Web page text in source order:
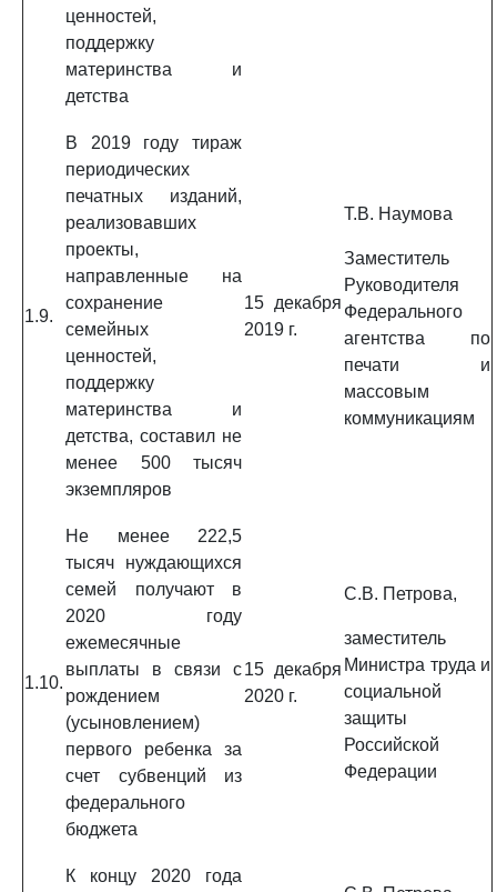
ценностей,
поддержку
материнства и
детства
1.9.
В 2019 году тираж
периодических
печатных изданий,
реализовавших
проекты,
направленные на
сохранение
семейных
ценностей,
поддержку
материнства и
детства, составил не
менее 500 тысяч
экземпляров
15 декабря
2019 г.
Т.В. Наумова
Заместитель
Руководителя
Федерального
агентства по
печати и
массовым
коммуникациям
1.10.
Не менее 222,5
тысяч нуждающихся
семей получают в
2020 году
ежемесячные
выплаты в связи с
рождением
(усыновлением)
первого ребенка за
счет субвенций из
федерального
бюджета
15 декабря
2020 г.
С.В. Петрова,
заместитель
Министра труда и
социальной
защиты
Российской
Федерации
К концу 2020 года